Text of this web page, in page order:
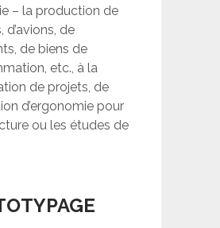
– la production de
d’avions, de
de biens de
etc., à la
de projets, de
d’ergonomie pour
ou les études de